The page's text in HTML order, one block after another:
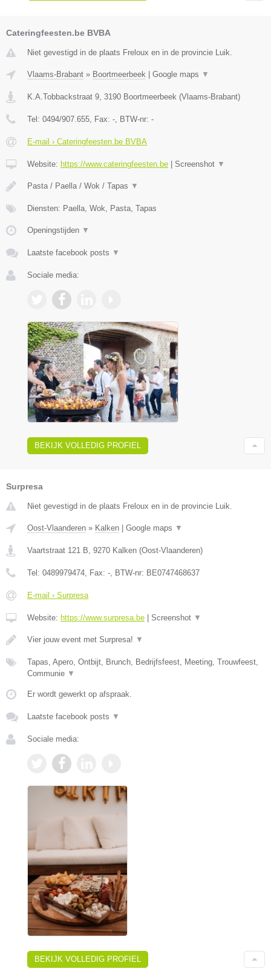
Cateringfeesten.be BVBA
Niet gevestigd in de plaats Freloux en in de provincie Luik.
Vlaams-Brabant » Boortmeerbeek Google maps ▼
K.A.Tobbackstraat 9 3190 Boortmeerbeek (Vlaams-Brabant)
Tel: 0494/907.655 , Fax: - , BTW-nr: -
E-mail › Cateringfeesten.be BVBA
Website: https://www.cateringfeesten.be Screenshot ▼
Pasta / Paella / Wok / Tapas ▼
Diensten: Paella, Wok, Pasta, Tapas
Openingstijden ▼
Laatste facebook posts ▼
Sociale media:
BEKIJK VOLLEDIG PROFIEL
Surpresa
Niet gevestigd in de plaats Freloux en in de provincie Luik.
Oost-Vlaanderen » Kalken | Google maps ▼
Vaartstraat 121 B 9270 Kalken (Oost-Vlaanderen)
Tel: 0489979474 , Fax: - , BTW-nr: BE0747468637
E-mail › Surpresa
Website: https://www.surpresa.be | Screenshot ▼
Vier jouw event met Surpresa! ▼
Tapas, Apero, Ontbijt, Brunch, Bedrijfsfeest, Meeting, Trouwfeest,
Communie ▼
Er wordt gewerkt op afspraak.
Laatste facebook posts ▼
Sociale media:
BEKIJK VOLLEDIG PROFIEL